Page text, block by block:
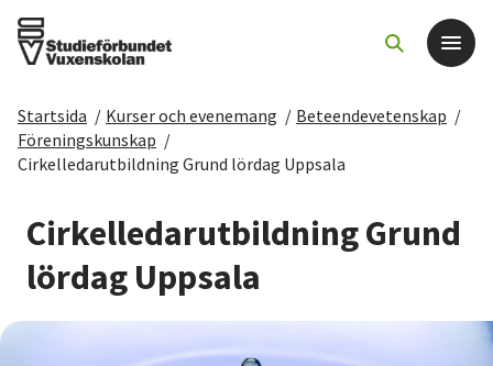
Det här gör vi
Sök kurser och evenemang
Startsida / Kurser och evenemang / Beteendevetenskap /
Föreningskunskap /
Cirkelledarutbildning Grund lördag Uppsala
Cirkelledarutbildning Grund
lördag Uppsala